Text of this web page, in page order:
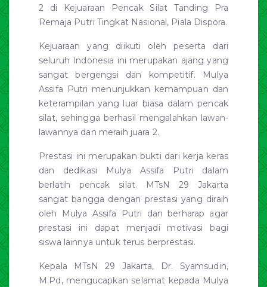
2 di Kejuaraan Pencak Silat Tanding Pra
Remaja Putri Tingkat Nasional, Piala Dispora.
Kejuaraan yang diikuti oleh peserta dari
seluruh Indonesia ini merupakan ajang yang
sangat bergengsi dan kompetitif. Mulya
Assifa Putri menunjukkan kemampuan dan
keterampilan yang luar biasa dalam pencak
silat, sehingga berhasil mengalahkan lawan-
lawannya dan meraih juara 2.
Prestasi ini merupakan bukti dari kerja keras
dan dedikasi Mulya Assifa Putri dalam
berlatih pencak silat. MTsN 29 Jakarta
sangat bangga dengan prestasi yang diraih
oleh Mulya Assifa Putri dan berharap agar
prestasi ini dapat menjadi motivasi bagi
siswa lainnya untuk terus berprestasi.
Kepala MTsN 29 Jakarta, Dr. Syamsudin,
M.Pd, mengucapkan selamat kepada Mulya